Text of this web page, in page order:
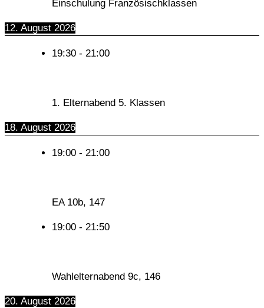
Einschulung Französischklassen
12. August 2026
19:30 - 21:00
1. Elternabend 5. Klassen
18. August 2026
19:00 - 21:00
EA 10b, 147
19:00 - 21:50
Wahlelternabend 9c, 146
20. August 2026